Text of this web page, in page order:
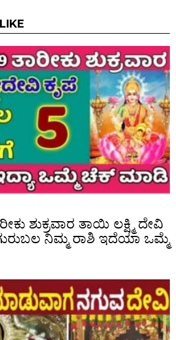
ಶುಕ್ರವಾರ ತಾಯಿ ಲಕ್ಷ್ಮಿ ದೇವಿ
ನಿಮ್ಮ ರಾಶಿ ಇದೆಯಾ ಒಮ್ಮೆ